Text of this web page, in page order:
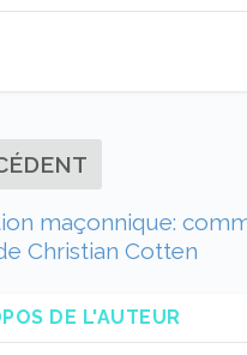
maçonnique:
Christian Cotten
DE L'AUTEUR